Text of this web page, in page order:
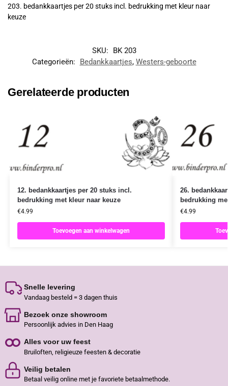
203. bedankkaartjes per 20 stuks incl. bedrukking met kleur naar
keuze
SKU:
BK 203
Categorieën:
Bedankkaartjes, Westers-geboorte
Gerelateerde producten
12. bedankkaartjes per 20 stuks incl.
bedrukking met kleur naar keuze
€4.99
Toevoegen aan winkelwagen
26.
bedrukking
€4.99
Snelle levering
Vandaag besteld = 3 dagen thuis
Bezoek onze showroom
Persoonlijk advies in Den Haag
Alles voor uw feest
Bruiloften, religieuze feesten & decoratie
Veilig betalen
Betaal veilig online met je favoriete betaalmethode.